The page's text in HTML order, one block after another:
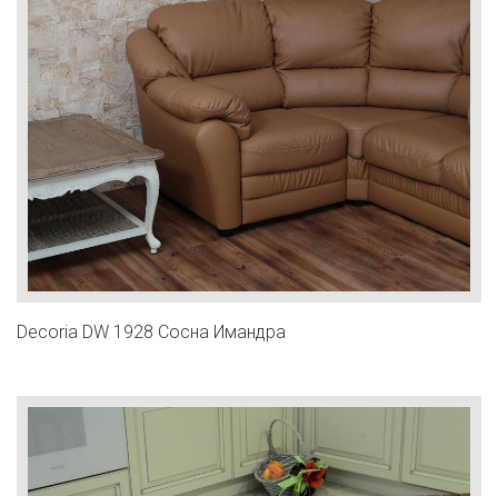
Decoria DW 1928 Сосна Имандра